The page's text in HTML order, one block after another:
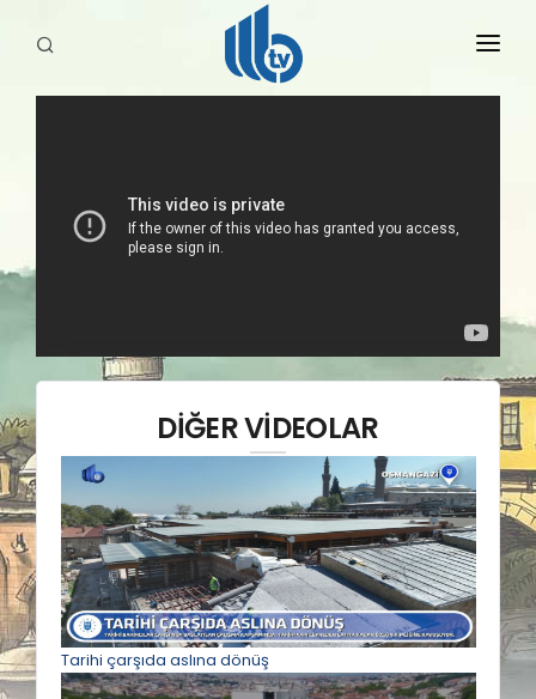
YAYINLARIMIZ
DİĞER VİDEOLAR
Tarihi çarşıda aslına dönüş